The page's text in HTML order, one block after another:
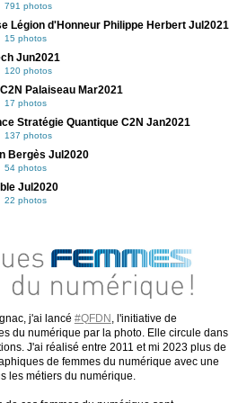
791 photos
Légion d'Honneur Philippe Herbert Jul2021
15 photos
Jun2021
120 photos
Palaiseau Mar2021
17 photos
Stratégie Quantique C2N Jan2021
137 photos
Bergès Jul2020
54 photos
Jul2020
22 photos
j'ai lancé #QFDN
, l'initiative de
du numérique par la photo. Elle circule dans
J'ai réalisé entre 2011 et mi 2023 plus de
de femmes du numérique avec une
les métiers du numérique.